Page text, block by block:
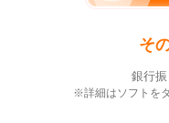
そ
銀行
※詳細はソフトを